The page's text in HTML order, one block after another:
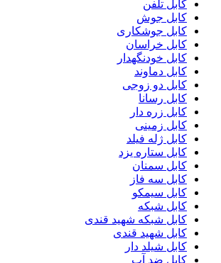
کابل تلفن
کابل جوش
کابل جوشکاری
کابل خراسان
کابل خودنگهدار
کابل دماوند
کابل دو زوجی
کابل رسانا
کابل زره دار
کابل زمینی
کابل ژله فیلد
کابل ستاره یزد
کابل سمنان
کابل سه فاز
کابل سیمکو
کابل شبکه
کابل شبکه شهید قندی
کابل شهید قندی
کابل شیلد دار
کابل ضد آب